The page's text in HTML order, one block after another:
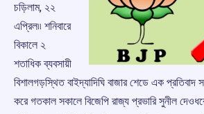
চড়িলাম, ২২
এপ্রিল৷৷ শনিবারে
বিকালে ২
শতাধিক ব্যবসায়ী
বিশালগড়স্থিত বাইদ্যাদিঘি বাজার শেডে এক প্রতিবাদ
করে গতকাল সকালে বিজেপি রাজ্য প্রভারি সুনীল